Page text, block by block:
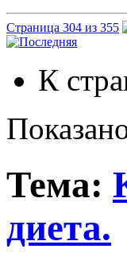
Страница 304 из 355
К
Тема:
диета.